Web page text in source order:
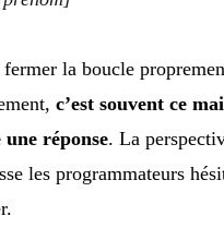
la boucle
c’est souvent ce
une réponse. La
les programmateurs